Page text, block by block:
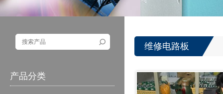
产品分类
维修电路板